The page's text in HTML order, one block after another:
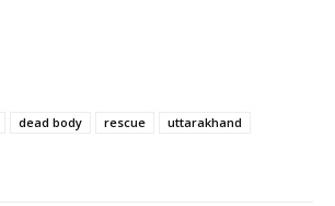
dead body rescue
uttarakhand